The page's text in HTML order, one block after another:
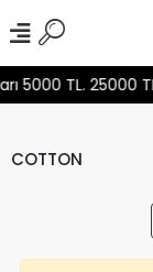
5000 TL. 25000
COTTON